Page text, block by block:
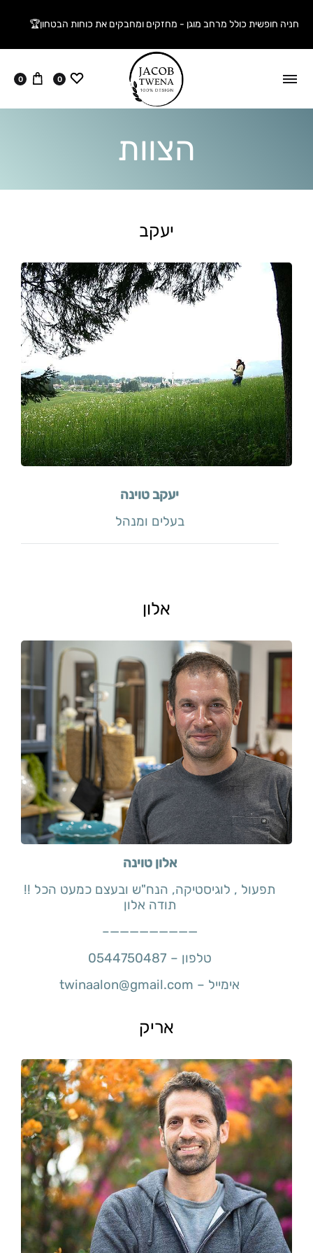
חניה חופשית כולל מרחב מוגן - מחזקים ומחבקים את כוחות הבטחון🏆
ווישליסט
0 עגלה
0
הצוות
יעקב
יעקב טוינה
בעלים ומנהל
אלון
אלון טוינה
תפעול , לוגיסטיקה, הנח"ש ובעצם כמעט הכל !!
תודה אלון
—————————–
טלפון – 0544750487
אימייל – twinaalon@gmail.com
אריק